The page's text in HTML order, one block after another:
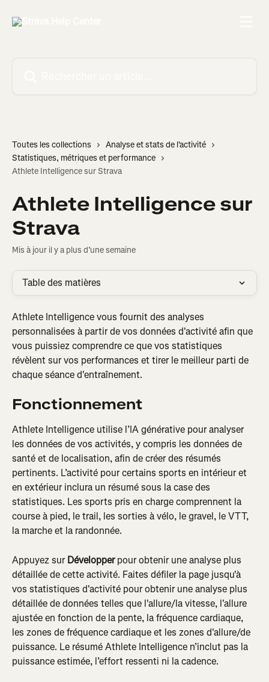
Toutes les collections
Analyse et stats de l'activité
Statistiques, métriques et performance
Athlete Intelligence sur Strava
Athlete Intelligence sur
Strava
Mis à jour il y a plus d’une semaine
Table des matières
Athlete Intelligence vous fournit des analyses
personnalisées à partir de vos données d'activité afin que
vous puissiez comprendre ce que vos statistiques
révèlent sur vos performances et tirer le meilleur parti de
chaque séance d'entraînement.
Fonctionnement
Athlete Intelligence utilise l’IA générative pour analyser
les données de vos activités, y compris les données de
santé et de localisation, afin de créer des résumés
pertinents. L’activité pour certains sports en intérieur et
en extérieur inclura un résumé sous la case des
statistiques. Les sports pris en charge comprennent la
course à pied, le trail, les sorties à vélo, le gravel, le VTT,
la marche et la randonnée.
Appuyez sur Développer pour obtenir une analyse plus
détaillée de cette activité. Faites défiler la page jusqu'à
vos statistiques d'activité pour obtenir une analyse plus
détaillée de données telles que l'allure/la vitesse, l'allure
ajustée en fonction de la pente, la fréquence cardiaque,
les zones de fréquence cardiaque et les zones d'allure/de
puissance. Le résumé Athlete Intelligence n’inclut pas la
puissance estimée, l’effort ressenti ni la cadence.